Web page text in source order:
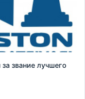
звание лучшего